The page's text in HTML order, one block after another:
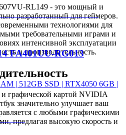
RL149 - это мощный и
разработанный для геймеров.
технологиями для
требовательными играми и
интенсивной эксплуатации
и производительность.
графической картой NVIDIA
значительно улучшает ваш
с любыми графическими
предлагая высокую скорость и
FA401UU-RG013
| 512GB SSD | RTX4050 6GB |